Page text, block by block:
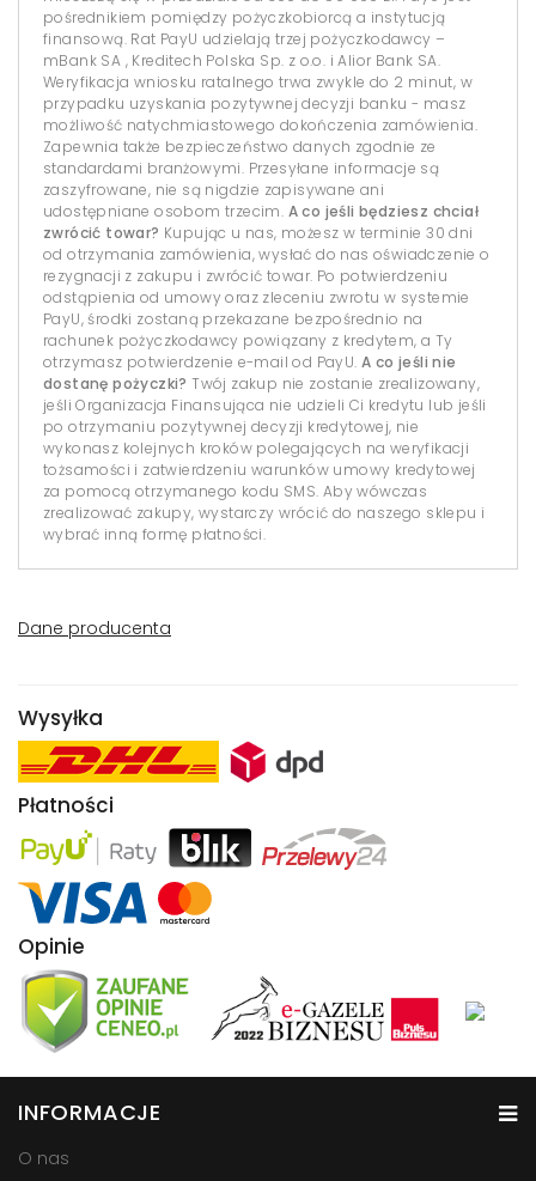
pośrednikiem pomiędzy pożyczkobiorcą a instytucją
finansową. Rat PayU udzielają trzej pożyczkodawcy –
mBank SA , Kreditech Polska Sp. z o.o. i Alior Bank SA.
Weryfikacja wniosku ratalnego trwa zwykle do 2 minut, w
przypadku uzyskania pozytywnej decyzji banku - masz
możliwość natychmiastowego dokończenia zamówienia.
Zapewnia także bezpieczeństwo danych zgodnie ze
standardami branżowymi. Przesyłane informacje są
zaszyfrowane, nie są nigdzie zapisywane ani
udostępniane osobom trzecim. A co jeśli będziesz chciał
zwrócić towar? Kupując u nas, możesz w terminie 30 dni
od otrzymania zamówienia, wysłać do nas oświadczenie o
rezygnacji z zakupu i zwrócić towar. Po potwierdzeniu
odstąpienia od umowy oraz zleceniu zwrotu w systemie
PayU, środki zostaną przekazane bezpośrednio na
rachunek pożyczkodawcy powiązany z kredytem, a Ty
otrzymasz potwierdzenie e-mail od PayU. A co jeśli nie
dostanę pożyczki? Twój zakup nie zostanie zrealizowany,
jeśli Organizacja Finansująca nie udzieli Ci kredytu lub jeśli
po otrzymaniu pozytywnej decyzji kredytowej, nie
wykonasz kolejnych kroków polegających na weryfikacji
tożsamości i zatwierdzeniu warunków umowy kredytowej
za pomocą otrzymanego kodu SMS. Aby wówczas
zrealizować zakupy, wystarczy wrócić do naszego sklepu i
wybrać inną formę płatności.
Dane producenta
Wysyłka
Płatności
Opinie
INFORMACJE
O nas